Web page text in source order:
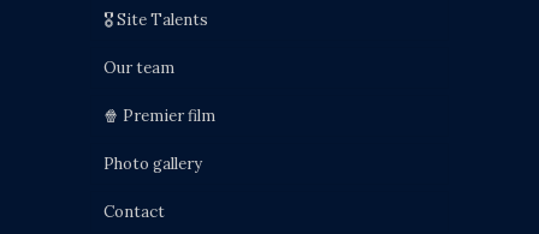
🎖️ Site Talents
Our team
🍿 Premier film
Photo gallery
Contact